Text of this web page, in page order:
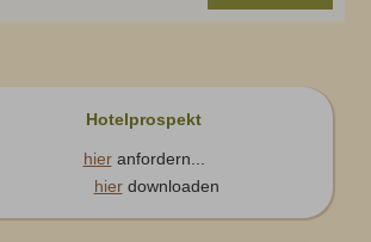
Hotelprospekt
hieranfordern...
hierdownloaden